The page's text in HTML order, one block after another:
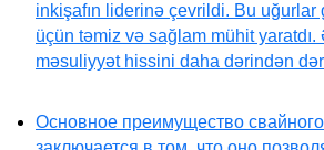
inkişafın liderinə çevrildi. Bu
üçün təmiz və sağlam mühit
məsuliyyət hissini daha dərindən
Основное преимущество